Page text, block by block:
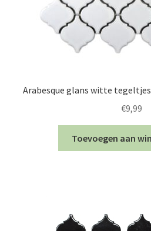
Arabesque glans witte
€9,99
Toevoegen aan